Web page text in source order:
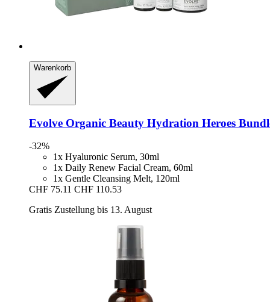
Warenkorb
Evolve Organic Beauty Hydration Heroes
-32%
1x Hyaluronic Serum, 30ml
1x Daily Renew Facial Cream, 60ml
1x Gentle Cleansing Melt, 120ml
CHF 75.11 CHF 110.53
Gratis Zustellung bis 13. August